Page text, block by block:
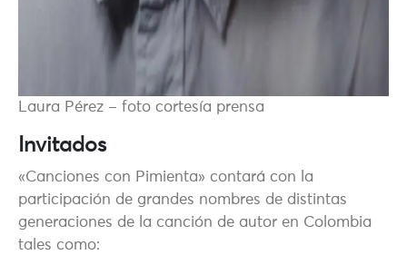
Laura Pérez – foto cortesía prensa
Invitados
«Canciones con Pimienta» contará con la
participación de grandes nombres de distintas
generaciones de la canción de autor en Colombia
tales como: